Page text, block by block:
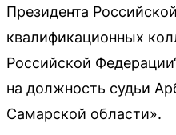
Президента
квалификационных
Российской
на должность судьи
Самарской области».